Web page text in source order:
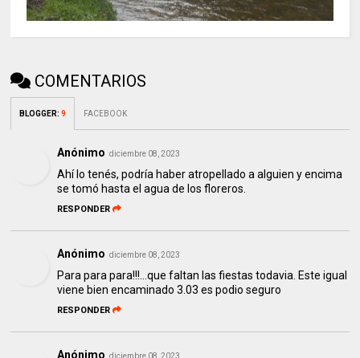
COMENTARIOS
BLOGGER:9 FACEBOOK
Anónimo diciembre 08, 2023
Ahí lo tenés, podría haber atropellado a alguien y encima
se tomó hasta el agua de los floreros.
RESPONDER
Anónimo diciembre 08, 2023
Para para para!!!...que faltan las fiestas todavia. Este igual
viene bien encaminado 3.03 es podio seguro
RESPONDER
Anónimo